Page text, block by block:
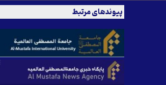
پیوندهای مرتبط